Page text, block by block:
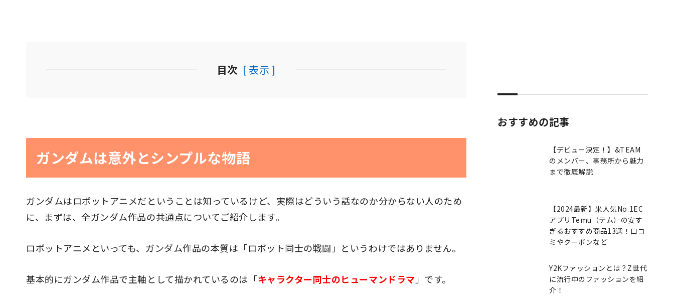
目次 [ 表示 ]
ガンダムは意外とシンプルな物語
ガンダムはロボットアニメだということは知っているけど、実際はどういう話なのか分からない人のため
に、まずは、全ガンダム作品の共通点についてご紹介します。
ロボットアニメといっても、ガンダム作品の本質は「ロボット同士の戦闘」というわけではありません。
基本的にガンダム作品で主軸として描かれているのは「キャラクター同士のヒューマンドラマ 」です。
おすすめの記事
【デビュー決定！】&TEAM
のメンバー、事務所から魅力
まで徹底解説
【2024最新】米人気No.1EC
アプリTemu（テム）の安す
ぎるおすすめ商品13選！口コ
ミやクーポンなど
Y2Kファッションとは？Z世代
に流行中のファッションを紹
介！